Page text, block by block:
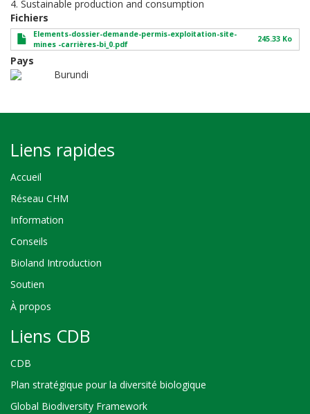
4. Sustainable production and consumption
Fichiers
Elements-dossier-demande-permis-exploitation-site-
mines -carrières-bi_0.pdf
245.33 Ko
Pays
Burundi
Liens rapides
Accueil
Réseau CHM
Information
Conseils
Bioland Introduction
Soutien
À propos
Liens CDB
CDB
Plan stratégique pour la diversité biologique
Global Biodiversity Framework